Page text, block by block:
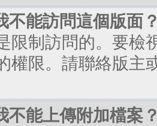
不能訪問這個版面
限制訪問的。要檢
權限。請聯絡版主
不能上傳附加檔案